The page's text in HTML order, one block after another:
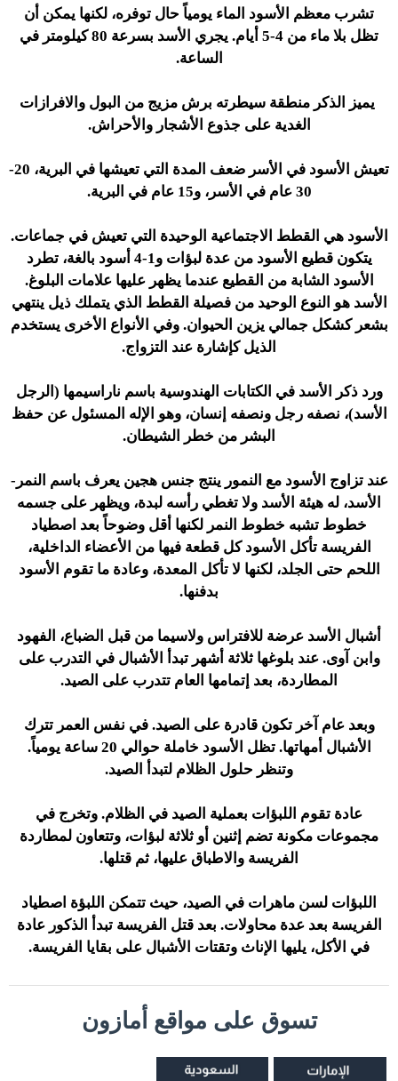
تشرب معظم الأسود الماء يومياً حال توفره، لكنها يمكن أن
تظل بلا ماء من 4-5 أيام. يجري الأسد بسرعة 80 كيلومتر في
الساعة.
يميز الذكر منطقة سيطرته برش مزيج من البول والافرازات
الغدية على جذوع الأشجار والأحراش.
تعيش الأسود في الأسر ضعف المدة التي تعيشها في البرية، 20-
30 عام في الأسر، و15 عام في البرية.
الأسود هي القطط الاجتماعية الوحيدة التي تعيش في جماعات.
يتكون قطيع الأسود من عدة لبؤات و1-4 أسود بالغة، تطرد
الأسود الشابة من القطيع عندما يظهر عليها علامات البلوغ.
الأسد هو النوع الوحيد من فصيلة القطط الذي يتملك ذيل ينتهي
بشعر كشكل جمالي يزين الحيوان. وفي الأنواع الأخرى يستخدم
الذيل كإشارة عند التزواج.
ورد ذكر الأسد في الكتابات الهندوسية باسم ناراسيمها (الرجل
الأسد)، نصفه رجل ونصفه إنسان، وهو الإله المسئول عن حفظ
البشر من خطر الشيطان.
عند تزاوج الأسود مع النمور ينتج جنس هجين يعرف باسم النمر-
الأسد، له هيئة الأسد ولا تغطي رأسه لبدة، ويظهر على جسمه
خطوط تشبه خطوط النمر لكنها أقل وضوحاً بعد اصطياد
الفريسة تأكل الأسود كل قطعة فيها من الأعضاء الداخلية،
اللحم حتى الجلد، لكنها لا تأكل المعدة، وعادة ما تقوم الأسود
بدفنها.
أشبال الأسد عرضة للافتراس ولاسيما من قبل الضباع، الفهود
وابن آوى. عند بلوغها ثلاثة أشهر تبدأ الأشبال في التدرب على
المطاردة، بعد إتمامها العام تتدرب على الصيد.
وبعد عام آخر تكون قادرة على الصيد. في نفس العمر تترك
الأشبال أمهاتها. تظل الأسود خاملة حوالي 20 ساعة يومياً.
وتنظر حلول الظلام لتبدأ الصيد.
عادة تقوم اللبؤات بعملية الصيد في الظلام. وتخرج في
مجموعات مكونة تضم إثنين أو ثلاثة لبؤات، وتتعاون لمطاردة
الفريسة والاطباق عليها، ثم قتلها.
اللبؤات لسن ماهرات في الصيد، حيث تتمكن اللبؤة اصطياد
الفريسة بعد عدة محاولات. بعد قتل الفريسة تبدأ الذكور عادة
في الأكل، يليها الإناث وتقتات الأشبال على بقايا الفريسة.
تسوق على مواقع أمازون